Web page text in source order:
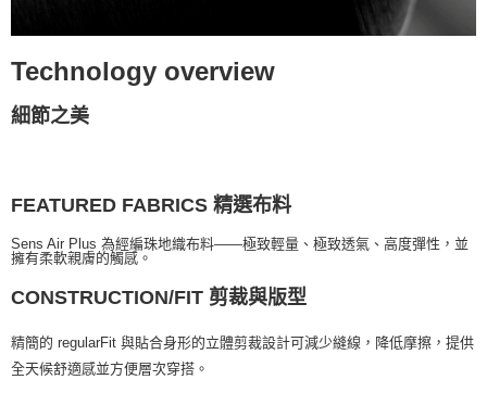
Technology overview
細節之美
FEATURED FABRICS 精選布料
Sens Air Plus 為經編珠地織布料——極致輕量、極致透氣、高度彈性，並
擁有柔軟親膚的觸感。
CONSTRUCTION/FIT 剪裁與版型
精簡的 regularFit 與貼合身形的立體剪裁設計可減少縫線，降低摩擦，提供
全天候舒適感並方便層次穿搭。